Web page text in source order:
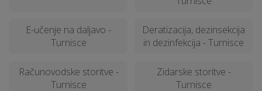
E-učenje na daljavo -
Turnisce
Deratizacija, dezinsekcija
in dezinfekcija - Turnisce
Računovodske storitve -
Turnisce
Zidarske storitve -
Turnisce